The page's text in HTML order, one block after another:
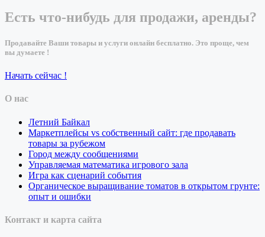
Есть что-нибудь для продажи, аренды?
Продавайте Ваши товары и услуги онлайн бесплатно. Это проще, чем
вы думаете !
Начать сейчас !
О нас
Летний Байкал
Маркетплейсы vs собственный сайт: где продавать
товары за рубежом
Город между сообщениями
Управляемая математика игрового зала
Игра как сценарий события
Органическое выращивание томатов в открытом грунте:
опыт и ошибки
Контакт и карта сайта